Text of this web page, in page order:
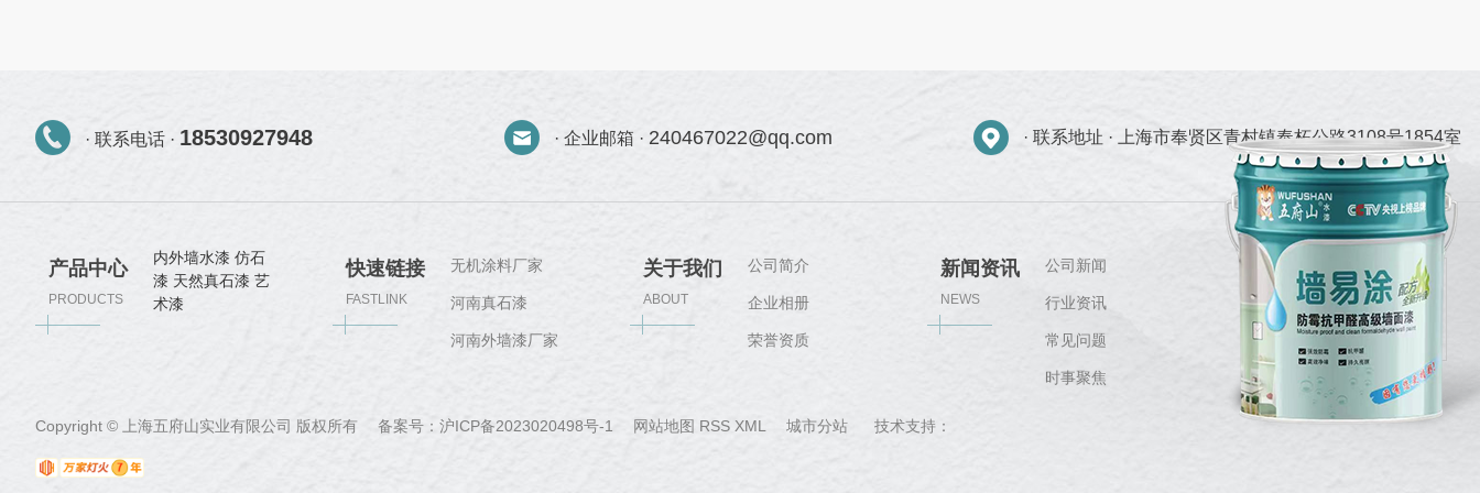
· 联系电话 · 18530927948 · 企业邮箱 · 240467022@qq.com · 联系地址 · 上海市奉贤区青村镇奉柘公路3108号1854室
产品中心
PRODUCTS
内外墙水漆 仿石
漆 天然真石漆 艺
术漆
快速链接
FASTLINK
无机涂料厂家
河南真石漆
河南外墙漆厂家
关于我们
ABOUT
公司简介
企业相册
荣誉资质
新闻资讯
NEWS
公司新闻
行业资讯
常见问题
时事聚焦 关注我们
Copyright © 上海五府山实业有限公司 版权所有 备案号： 沪ICP备2023020498号-1 网站地图 RSS XML 城市分站
城 技术支持：